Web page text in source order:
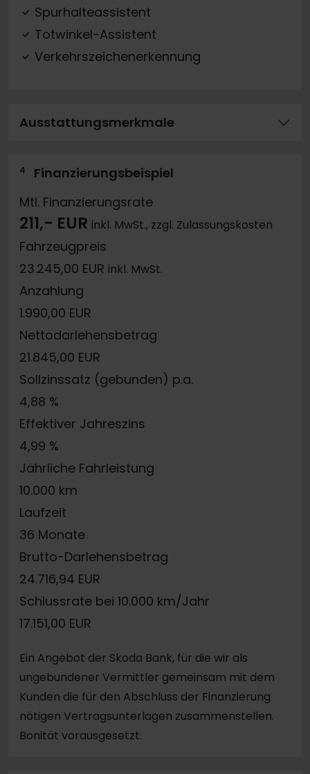
Spurhalteassistent
Totwinkel-Assistent
Verkehrszeichenerkennung
Ausstattungsmerkmale
4
Finanzierungsbeispiel
Mtl. Finanzierungsrate
211,- EUR inkl. MwSt., zzgl. Zulassungskosten
Fahrzeugpreis
23.245,00 EUR inkl. MwSt.
Anzahlung
1.990,00 EUR
Nettodarlehensbetrag
21.845,00 EUR
Sollzinssatz (gebunden) p.a.
4,88 %
Effektiver Jahreszins
4,99 %
Jährliche Fahrleistung
10.000 km
Laufzeit
36 Monate
Brutto-Darlehensbetrag
24.716,94 EUR
Schlussrate bei 10.000 km/Jahr
17.151,00 EUR
Ein Angebot der Skoda Bank, für die wir als
ungebundener Vermittler gemeinsam mit dem
Kunden die für den Abschluss der Finanzierung
nötigen Vertragsunterlagen zusammenstellen.
Bonität vorausgesetzt.